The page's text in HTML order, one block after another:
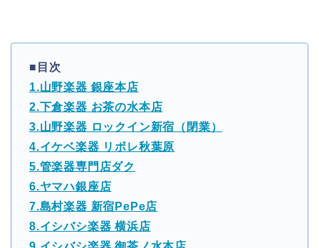
■目次
1.山野楽器 銀座本店
2.下倉楽器 お茶の水本店
3.山野楽器 ロックイン新宿（閉業）
4.イケベ楽器 リボレ秋葉原
5.管楽器専門店ダク
6.ヤマハ銀座店
7.島村楽器 新宿PePe店
8.イシバシ楽器 横浜店